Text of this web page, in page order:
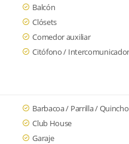
Balcón
Clósets
Comedor auxiliar
Citófono / Intercomunicador
Barbacoa / Parrilla / Quincho
Club House
Garaje